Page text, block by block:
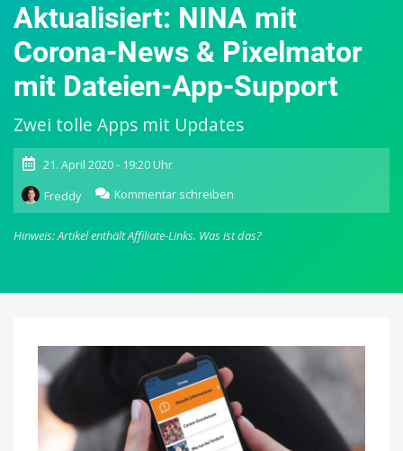
Aktualisiert: NINA mit
Corona-News & Pixelmator
mit Dateien-App-Support
Zwei tolle Apps mit Updates
21. April 2020 - 19:20 Uhr
Freddy
Kommentar schreiben
Aktualisiert:
NINA
mit
&
Dateien-
Hinweis: Artikel enthält Affiliate-Links. Was ist das?